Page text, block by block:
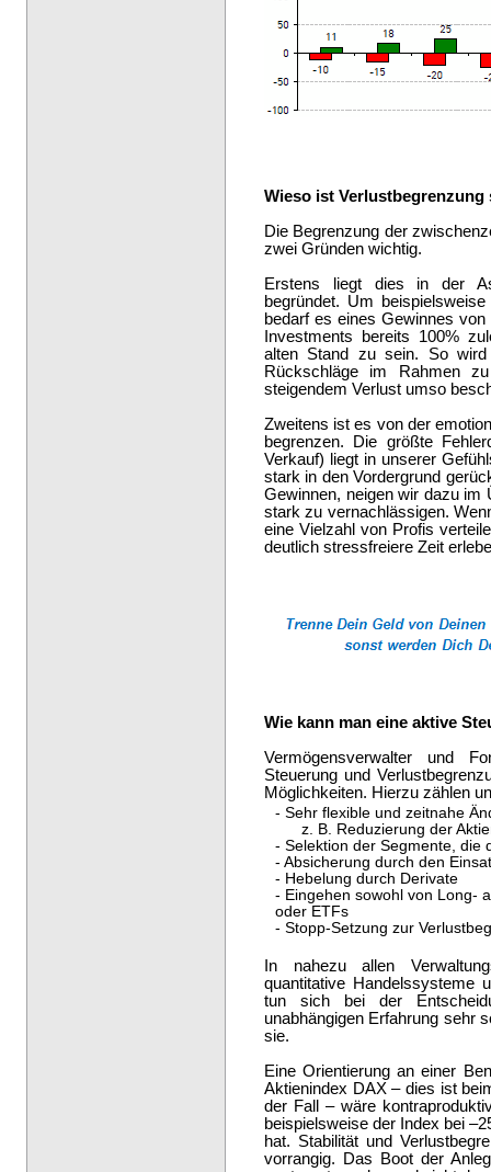
Wieso ist
Die Begrenzung der
zwei Gründen wichtig.
Erstens liegt dies in der
begründet. Um
bedarf es eines Gewinnes
Investments bereits 100%
alten Stand zu sein. So
Rückschläge im Rahmen
steigendem Verlust umso
Zweitens ist es von der
begrenzen. Die größte
Verkauf) liegt in unserer
stark in den Vordergrund
Gewinnen, neigen wir dazu im
stark zu vernachlässigen.
eine Vielzahl von Profis
deutlich stressfreiere Zeit
Wie kann man eine aktive
Vermögensverwalter und
Steuerung und
Möglichkeiten. Hierzu zählen
- Sehr flexible und zeitnahe
z. B. Reduzierung der
- Selektion der Segmente, die
- Absicherung durch den
- Hebelung durch Derivate
- Eingehen sowohl von Long-
oder ETFs
- Stopp-Setzung zur
In nahezu allen
quantitative Handelssysteme
tun sich bei der
unabhängigen Erfahrung sehr
sie.
Eine Orientierung an einer
Aktienindex DAX – dies ist
der Fall – wäre
beispielsweise der Index bei
hat. Stabilität und
vorrangig. Das Boot der